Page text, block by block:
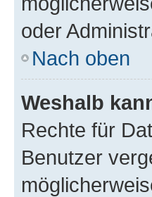
oder
Nach oben
Weshalb
Rechte für
Benutzer